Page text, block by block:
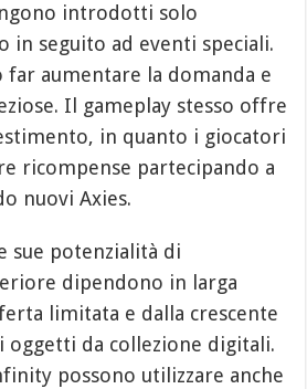
introdotti solo
in seguito ad eventi speciali.
far aumentare la domanda e
Il gameplay stesso offre
in quanto i giocatori
ricompense partecipando a
nuovi Axies.
sue potenzialità di
dipendono in larga
limitata e dalla crescente
oggetti da collezione digitali.
possono utilizzare anche